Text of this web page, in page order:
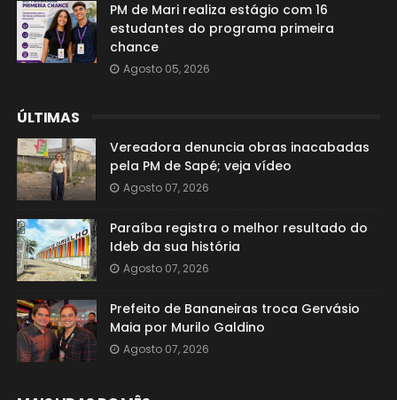
PM de Mari realiza estágio com 16
estudantes do programa primeira
chance
Agosto 05, 2026
ÚLTIMAS
Vereadora denuncia obras inacabadas
pela PM de Sapé; veja vídeo
Agosto 07, 2026
Paraíba registra o melhor resultado do
Ideb da sua história
Agosto 07, 2026
Prefeito de Bananeiras troca Gervásio
Maia por Murilo Galdino
Agosto 07, 2026